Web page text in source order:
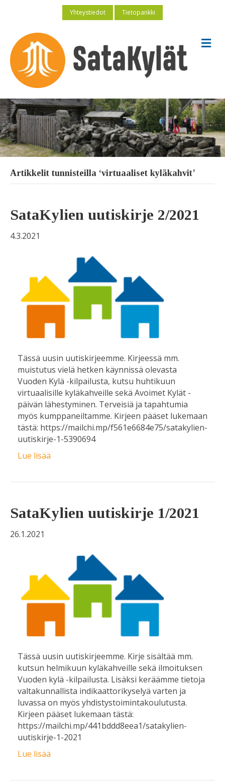
Yhteystiedot Tietopankki
V
a
o
Artikkelit tunnisteilla ‘virtuaaliset kyläkahvit’
SataKylien uutiskirje 2/2021
4.3.2021
Tässä uusin uutiskirjeemme. Kirjeessä mm.
muistutus vielä hetken käynnissä olevasta
Vuoden Kylä -kilpailusta, kutsu huhtikuun
virtuaalisille kyläkahveille sekä Avoimet Kylät -
päivän lähestyminen. Terveisiä ja tapahtumia
myös kumppaneiltamme. Kirjeen pääset lukemaan
tästä: https://mailchi.mp/f561e6684e75/satakylien-
uutiskirje-1-5390694
Lue lisää
SataKylien uutiskirje 1/2021
26.1.2021
Tässä uusin uutiskirjeemme. Kirje sisältää mm.
kutsun helmikuun kyläkahveille sekä ilmoituksen
Vuoden kylä -kilpailusta. Lisäksi keräämme tietoja
valtakunnallista indikaattorikyselyä varten ja
luvassa on myös yhdistystoimintakoulutusta.
Kirjeen pääset lukemaan tästä:
https://mailchi.mp/441bddd8eea1/satakylien-
uutiskirje-1-2021
Lue lisää